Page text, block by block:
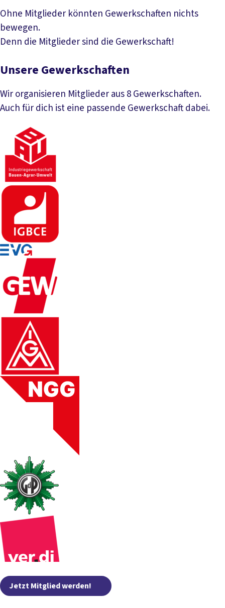
Ohne Mitglieder könnten Gewerkschaften nichts
bewegen.
Denn die Mitglieder sind die Gewerkschaft!
Unsere Gewerkschaften
Wir organisieren Mitglieder aus 8 Gewerkschaften.
Auch für dich ist eine passende Gewerkschaft dabei.
Jetzt Mitglied werden!